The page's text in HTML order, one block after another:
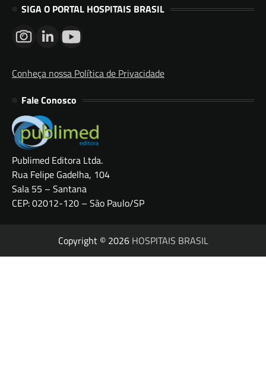
SIGA O PORTAL HOSPITAIS BRASIL
Conheça nossa Política de Privacidade
Fale Conosco
Publimed Editora Ltda.
Rua Felipe Gadelha, 104
Sala 55 – Santana
CEP: 02012-120 – São Paulo/SP
Copyright © 2026 HOSPITAIS BRASIL